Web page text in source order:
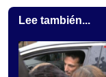
Lee también...